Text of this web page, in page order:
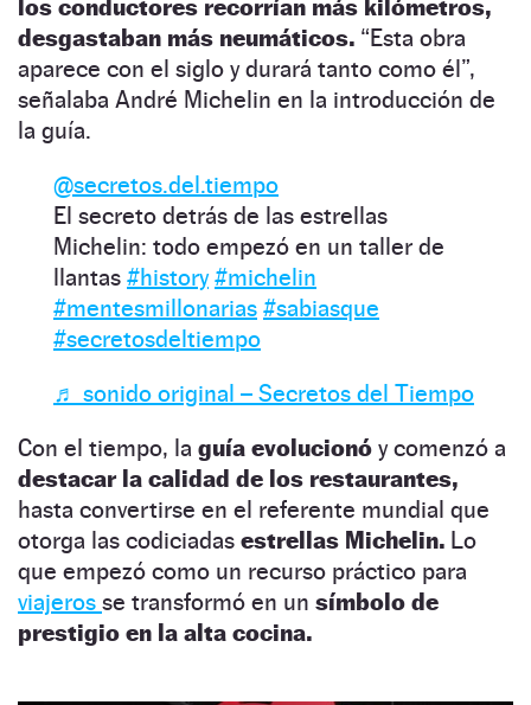
los conductores recorrían más kilómetros,
desgastaban más neumáticos. “Esta obra
aparece con el siglo y durará tanto como él”,
señalaba André Michelin en la introducción de
la guía.
@secretos.del.tiempo
El secreto detrás de las estrellas
Michelin: todo empezó en un taller de
llantas #history #michelin
#mentesmillonarias #sabiasque
#secretosdeltiempo
♬ sonido original – Secretos del Tiempo
Con el tiempo, la guía evolucionó y comenzó a
destacar la calidad de los restaurantes,
hasta convertirse en el referente mundial que
otorga las codiciadas estrellas Michelin. Lo
que empezó como un recurso práctico para
viajeros se transformó en un símbolo de
prestigio en la alta cocina.